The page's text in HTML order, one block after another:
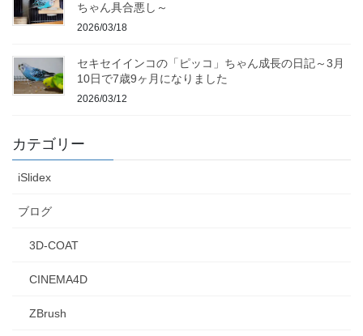
ちゃん具合悪し～
2026/03/18
セキセイインコの「ピッコ」ちゃん成長の日記～3月
10日で7歳9ヶ月になりました
2026/03/12
カテゴリー
iSlidex
ブログ
3D-COAT
CINEMA4D
ZBrush